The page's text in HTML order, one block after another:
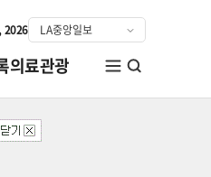
2026
의료관광